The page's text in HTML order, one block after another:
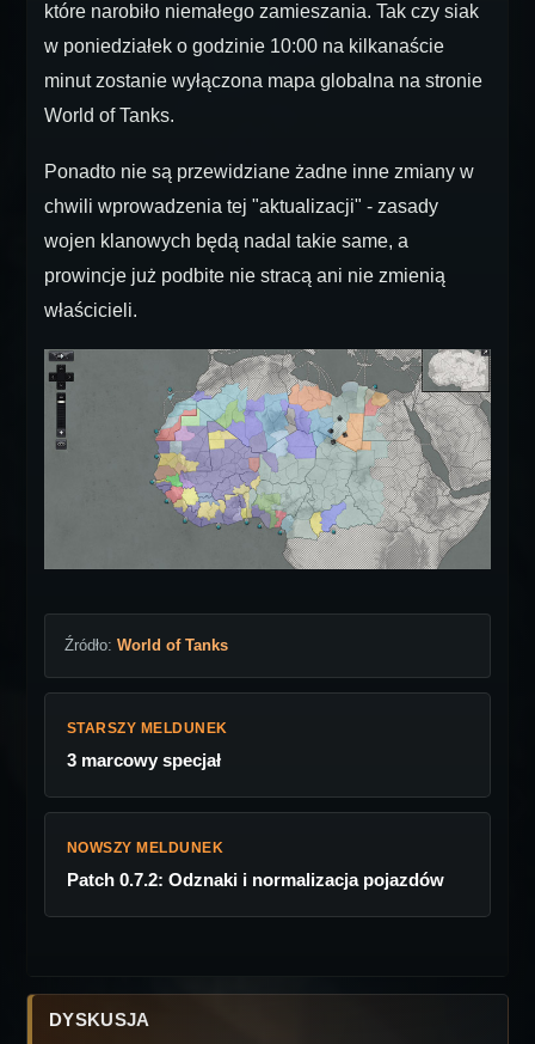
które narobiło niemałego zamieszania. Tak czy siak
w poniedziałek o godzinie 10:00 na kilkanaście
minut zostanie wyłączona mapa globalna na stronie
World of Tanks.
Ponadto nie są przewidziane żadne inne zmiany w
chwili wprowadzenia tej "aktualizacji" - zasady
wojen klanowych będą nadal takie same, a
prowincje już podbite nie stracą ani nie zmienią
właścicieli.
Źródło: World of Tanks
STARSZY MELDUNEK
3 marcowy specjał
NOWSZY MELDUNEK
Patch 0.7.2: Odznaki i normalizacja pojazdów
DYSKUSJA